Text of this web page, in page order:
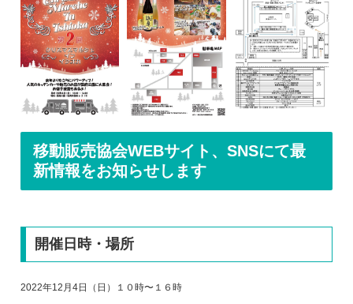
移動販売協会WEBサイト、SNSにて最
新情報をお知らせします
開催日時・場所
2022年12月4日（日）１０時〜１６時